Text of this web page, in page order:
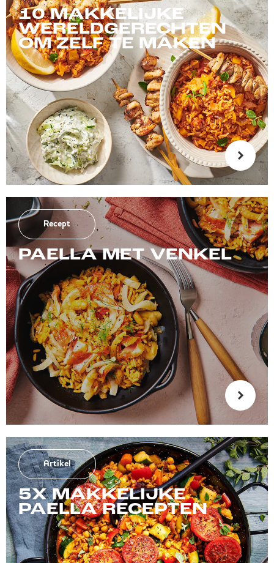
10 MAKKELIJKE
WERELDGERECHTEN
OM ZELF TE MAKEN
Recept
PAELLA MET VENKEL
Artikel
5X MAKKELIJKE
PAELLA RECEPTEN